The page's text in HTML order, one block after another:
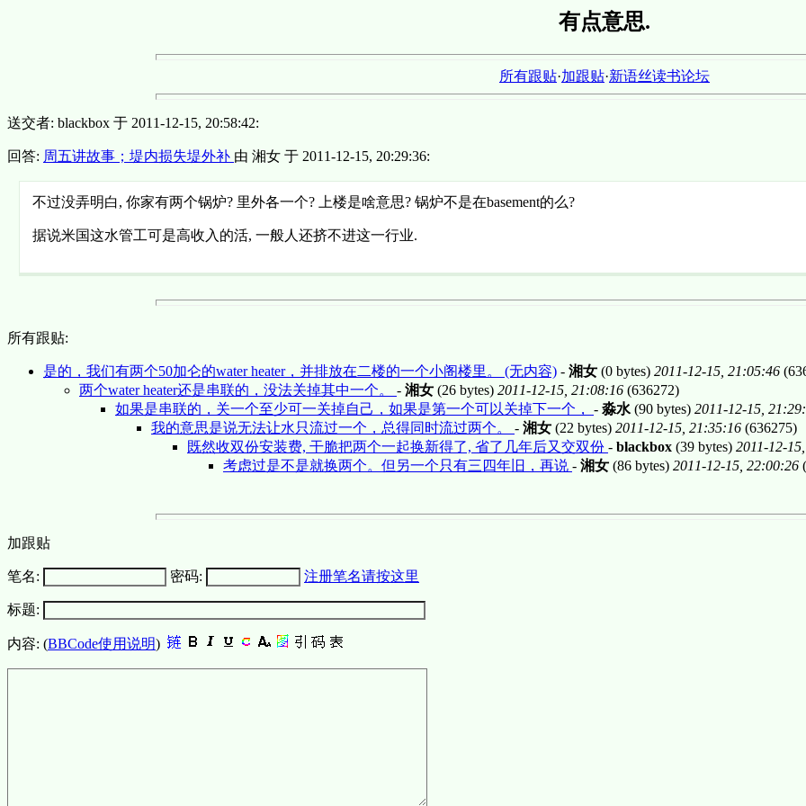
有点意思.
所有跟贴·加跟贴·新语丝读书论坛
送交者: blackbox 于 2011-12-15, 20:58:42:
回答: 周五讲故事；堤内损失堤外补 由 湘女 于 2011-12-15, 20:29:36:
不过没弄明白, 你家有两个锅炉? 里外各一个? 上楼是啥意思? 锅炉不是在basement的么?
据说米国这水管工可是高收入的活, 一般人还挤不进这一行业.
所有跟贴:
是的，我们有两个50加仑的water heater，并排放在二楼的一个小阁楼里。 (无内容) - 湘女 (0 bytes) 2011-12-15, 21:05:46
两个water heater还是串联的，没法关掉其中一个。 - 湘女 (26 bytes) 2011-12-15, 21:08:16 (636272)
如果是串联的，关一个至少可一关掉自己，如果是第一个可以关掉下一个， - 淼水 (90 bytes) 2011-12-15,
我的意思是说无法让水只流过一个，总得同时流过两个。 - 湘女 (22 bytes) 2011-12-15, 21:35:16 (636275)
既然收双份安装费, 干脆把两个一起换新得了, 省了几年后又交双份 - blackbox (39 bytes) 2011-12-
考虑过是不是就换两个。但另一个只有三四年旧，再说 - 湘女 (86 bytes) 2011-12-15, 22:00:26
加跟贴
笔名: 密码: 注册笔名请按这里
标题:
内容: (BBCode使用说明)